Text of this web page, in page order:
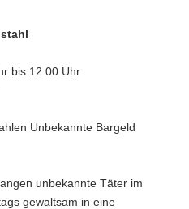
bis 12:00 Uhr
Unbekannte Bargeld
unbekannte Täter im
gewaltsam in eine